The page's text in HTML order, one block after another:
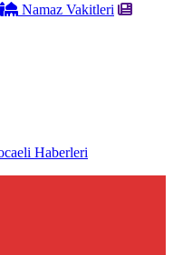
Namaz Vakitleri